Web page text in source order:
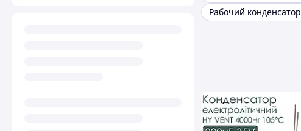
Рабочий конденсатор